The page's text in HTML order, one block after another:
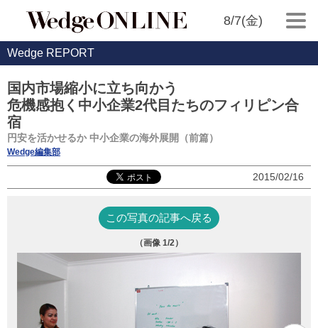
8/7(金)
Wedge REPORT
国内市場縮小に立ち向かう
危機感抱く中小企業2代目たちのフィリピン合
宿
円安を活かせるか 中小企業の海外展開（前篇）
Wedge編集部
2015/02/16
この写真の記事へ戻る
（画像 1/2）